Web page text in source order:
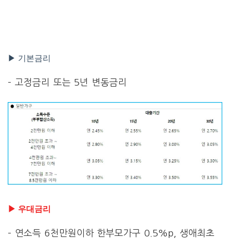
▶ 기본금리
– 고정금리 또는 5년 변동금리
▶ 우대금리
– 연소득 6천만원이하 한부모가구 0.5%p, 생애최초